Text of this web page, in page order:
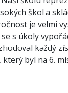
škol a
je velmi
s úkoly
každý
byl na 6.